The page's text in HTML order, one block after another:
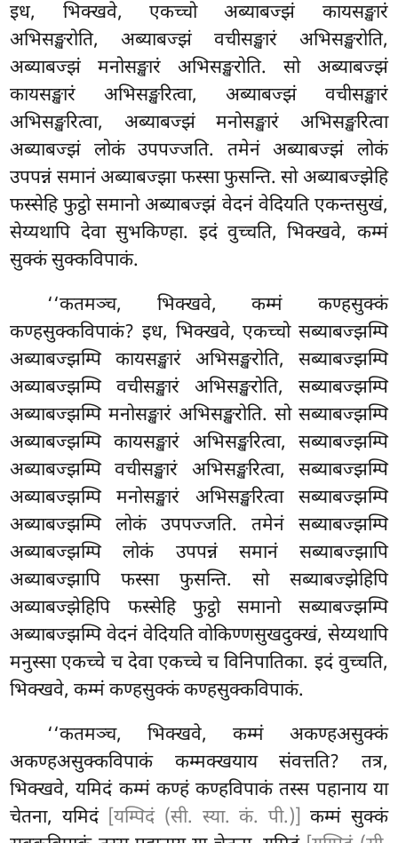
इध, भिक्खवे, एकच्चो अब्याबज्झं कायसङ्खारं
अभिसङ्खरोति, अब्याबज्झं वचीसङ्खारं अभिसङ्खरोति,
अब्याबज्झं मनोसङ्खारं अभिसङ्खरोति. सो अब्याबज्झं
कायसङ्खारं अभिसङ्खरित्वा, अब्याबज्झं वचीसङ्खारं
अभिसङ्खरित्वा, अब्याबज्झं मनोसङ्खारं अभिसङ्खरित्वा
अब्याबज्झं लोकं उपपज्जति. तमेनं अब्याबज्झं लोकं
उपपन्नं समानं अब्याबज्झा फस्सा फुसन्ति. सो अब्याबज्झेहि
फस्सेहि फुट्ठो समानो अब्याबज्झं वेदनं वेदियति एकन्तसुखं,
सेय्यथापि देवा सुभकिण्हा. इदं वुच्चति, भिक्खवे, कम्मं
सुक्कं सुक्कविपाकं.
‘‘कतमञ्च, भिक्खवे, कम्मं कण्हसुक्कं
कण्हसुक्कविपाकं? इध, भिक्खवे, एकच्चो सब्याबज्झम्पि
अब्याबज्झम्पि कायसङ्खारं अभिसङ्खरोति, सब्याबज्झम्पि
अब्याबज्झम्पि वचीसङ्खारं अभिसङ्खरोति, सब्याबज्झम्पि
अब्याबज्झम्पि मनोसङ्खारं अभिसङ्खरोति. सो सब्याबज्झम्पि
अब्याबज्झम्पि कायसङ्खारं अभिसङ्खरित्वा, सब्याबज्झम्पि
अब्याबज्झम्पि वचीसङ्खारं अभिसङ्खरित्वा, सब्याबज्झम्पि
अब्याबज्झम्पि मनोसङ्खारं अभिसङ्खरित्वा सब्याबज्झम्पि
अब्याबज्झम्पि लोकं उपपज्जति. तमेनं सब्याबज्झम्पि
अब्याबज्झम्पिलोकं उपपन्नं समानं सब्याबज्झापि
अब्याबज्झापि फस्सा फुसन्ति. सो सब्याबज्झेहिपि
अब्याबज्झेहिपि फस्सेहि फुट्ठो समानो सब्याबज्झम्पि
अब्याबज्झम्पि वेदनं वेदियति वोकिण्णसुखदुक्खं, सेय्यथापि
मनुस्सा एकच्चे च देवा एकच्चे च विनिपातिका. इदं वुच्चति,
भिक्खवे, कम्मं कण्हसुक्कं कण्हसुक्कविपाकं.
‘‘कतमञ्च, भिक्खवे, कम्मं अकण्हअसुक्कं
अकण्हअसुक्कविपाकं कम्मक्खयाय संवत्तति? तत्र,
भिक्खवे, यमिदं कम्मं कण्हं कण्हविपाकं तस्स पहानाय या
चेतना, यमिदं [यम्पिदं (सी. स्या. कं. पी.)] कम्मं सुक्कं